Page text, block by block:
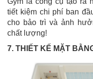
tiết kiệm chi phí ban
cho bảo trì và ảnh
chất lượng!
7. THIẾT KẾ MẶT